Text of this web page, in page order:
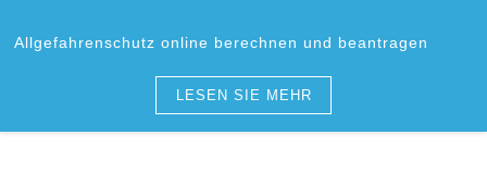
Allgefahrenschutz online berechnen und beantragen
LESEN SIE MEHR